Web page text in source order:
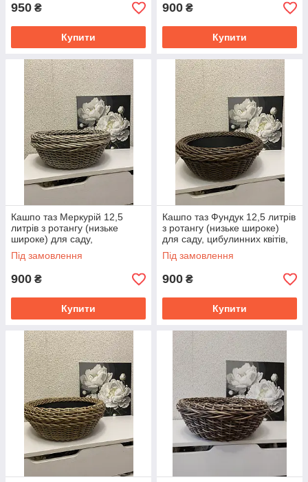
950 ₴
Купити
900 ₴
Купити
Кашпо таз Меркурій 12,5
литрів з ротангу (низьке
широке) для саду,
цибулинних квітів, декору.
Під замовлення
900 ₴
Купити
Кашпо таз Фундук 12,5 литрів
з ротангу (низьке широке)
для саду, цибулинних квітів,
декору.
Під замовлення
900 ₴
Купити